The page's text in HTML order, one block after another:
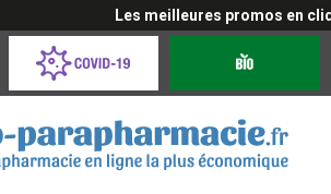
Les meilleures promos en
Coronavirus